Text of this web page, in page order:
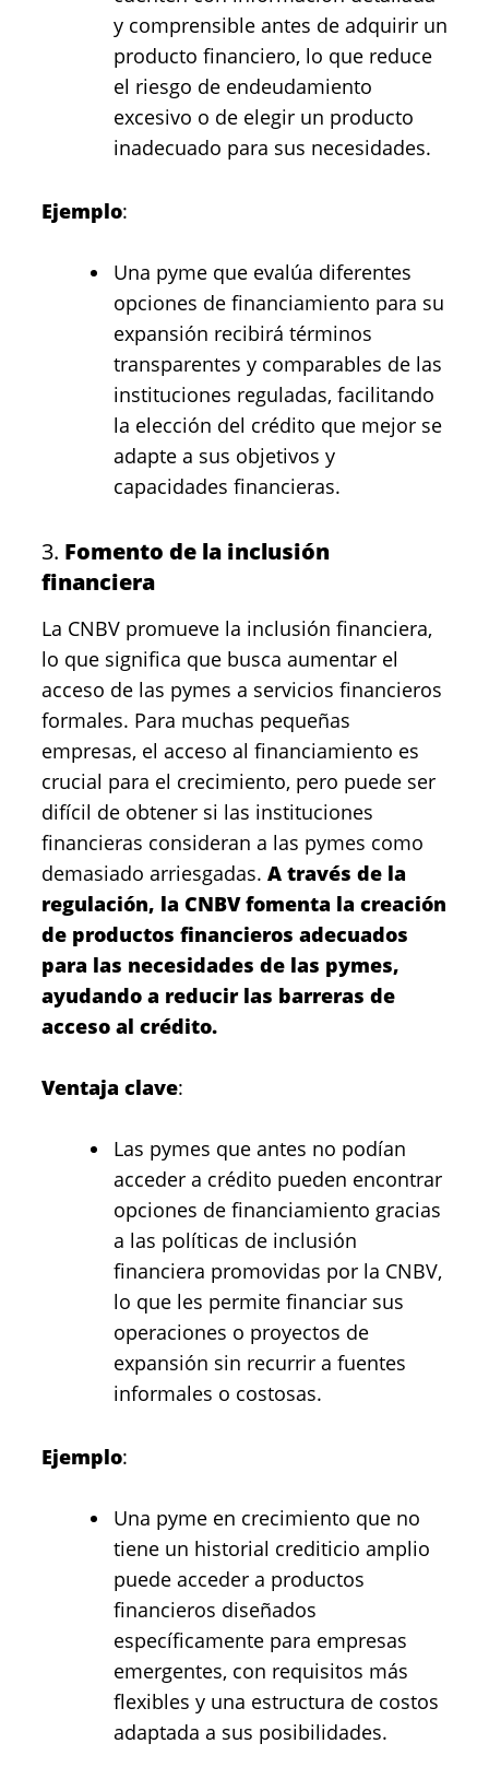
y comprensible antes de adquirir un
producto financiero, lo que reduce
el riesgo de endeudamiento
excesivo o de elegir un producto
inadecuado para sus necesidades.
Ejemplo:
Una pyme que evalúa diferentes
opciones de financiamiento para su
expansión recibirá términos
transparentes y comparables de las
instituciones reguladas, facilitando
la elección del crédito que mejor se
adapte a sus objetivos y
capacidades financieras.
3. Fomento de la inclusión
financiera
La CNBV promueve la inclusión financiera,
lo que significa que busca aumentar el
acceso de las pymes a servicios financieros
formales. Para muchas pequeñas
empresas, el acceso al financiamiento es
crucial para el crecimiento, pero puede ser
difícil de obtener si las instituciones
financieras consideran a las pymes como
demasiado arriesgadas. A través de la
regulación, la CNBV fomenta la creación
de productos financieros adecuados
para las necesidades de las pymes,
ayudando a reducir las barreras de
acceso al crédito.
Ventaja clave:
Las pymes que antes no podían
acceder a crédito pueden encontrar
opciones de financiamiento gracias
a las políticas de inclusión
financiera promovidas por la CNBV,
lo que les permite financiar sus
operaciones o proyectos de
expansión sin recurrir a fuentes
informales o costosas.
Ejemplo:
Una pyme en crecimiento que no
tiene un historial crediticio amplio
puede acceder a productos
financieros diseñados
específicamente para empresas
emergentes, con requisitos más
flexibles y una estructura de costos
adaptada a sus posibilidades.